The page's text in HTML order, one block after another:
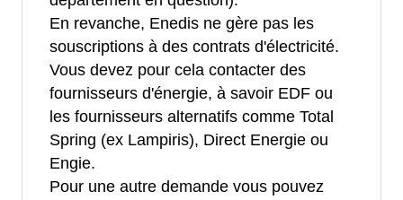
En revanche, Enedis ne gère pas les
souscriptions à des contrats d'électricité.
Vous devez pour cela contacter des
fournisseurs d'énergie, à savoir EDF ou
les fournisseurs alternatifs comme Total
Spring (ex Lampiris), Direct Energie ou
Engie.
Pour une autre demande vous pouvez